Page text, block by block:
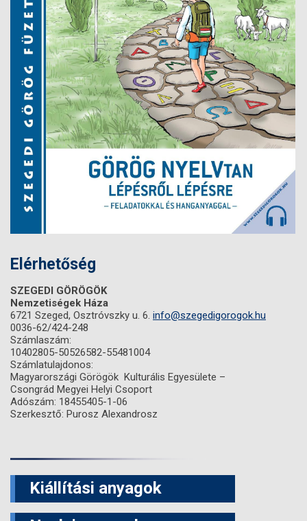
Elérhetőség
SZEGEDI GÖRÖGÖK
Nemzetiségek Háza
6721 Szeged, Osztróvszky u. 6. info@szegedigorogok.hu
0036-62/424-248
Számlaszám:
10402805-50526582-55481004
Számlatulajdonos:
Magyarországi Görögök Kulturális Egyesülete –
Csongrád Megyei Helyi Csoport
Adószám: 18455405-1-06
Szerkesztő: Purosz Alexandrosz
Kiállítási anyagok